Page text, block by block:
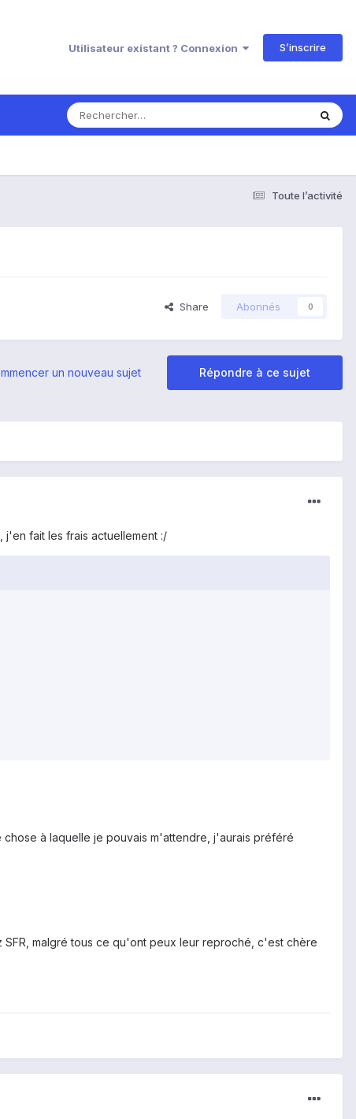
Utilisateur existant ? Connexion S’inscrire
Toute l’activité
Share Abonnés 0
Répondre à ce sujet
un nouveau sujet
j'en fait les frais actuellement :/
à laquelle je pouvais m'attendre, j'aurais préféré
malgré tous ce qu'ont peux leur reproché, c'est chère